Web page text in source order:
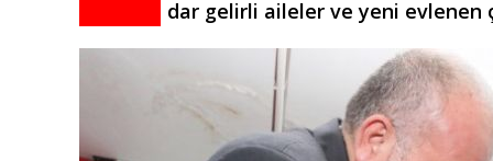
dar gelirli aileler ve yeni